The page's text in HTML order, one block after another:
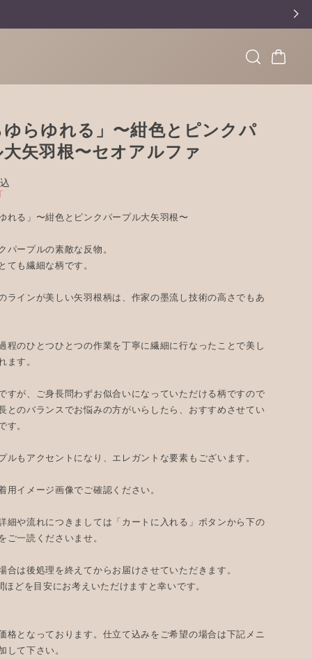
ゆらゆれる」〜紺色とピンクパ
矢羽根〜セオアルファ
れる」〜紺色とピンクパープル大矢羽根〜
パープルの素敵な反物。
ても繊細な柄です。
ラインが美しい矢羽根柄は、作家の墨流し技術の高さでもあ
程のひとつひとつの作業を丁寧に繊細に行なったことで美し
ます。
すが、ご身長問わずお似合いになっていただける柄ですので
とのバランスでお悩みの方がいらしたら、おすすめさせてい
す。
ルもアクセントになり、エレガントな要素もございます。
用イメージ画像でご確認ください。
細や流れにつきましては「カートに入れる」ボタンから下の
ご一読くださいませ。
合は後処理を終えてからお届けさせていただきます。
ほどを目安にお考えいただけますと幸いです。
格となっております。仕立て込みをご希望の場合は下記メニ
して下さい。